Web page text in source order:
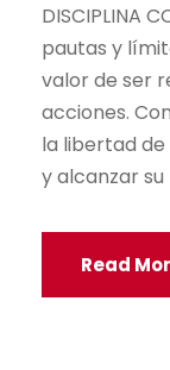
DISCIPLINA
pautas y
valor de ser
acciones.
la libertad
y alcanzar
Read